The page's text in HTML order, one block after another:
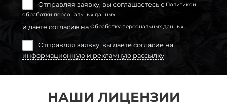
Отправляя заявку, вы соглашаетесь с Политикой
обработки персональных данных
и даете согласие на Обработку персональных данных
Отправляя заявку, вы даете согласие на
информационную и рекламную рассылку
НАШИ ЛИЦЕНЗИИ